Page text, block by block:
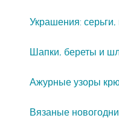
Украшения: серьги,
Шапки, береты и
Ажурные узоры
Вязаные